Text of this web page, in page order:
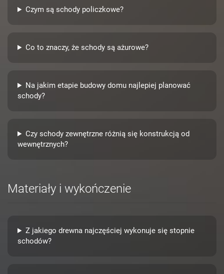
Czym są schody policzkowe?
Co to znaczy, że schody są ażurowe?
Na jakim etapie budowy domu najlepiej planować
schody?
Czy schody zewnętrzne różnią się konstrukcją od
wewnętrznych?
Materiały i wykończenie
Z jakiego drewna najczęściej wykonuje się stopnie
schodów?